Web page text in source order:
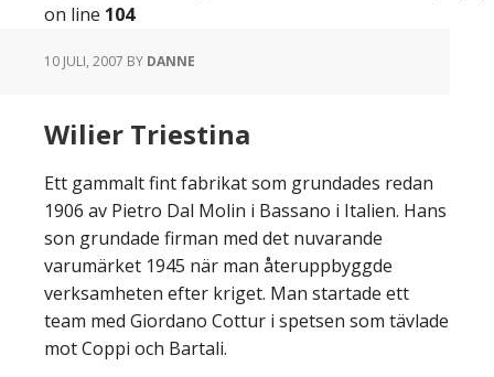
on line 104
10 JULI, 2007 BY DANNE
Wilier Triestina
Ett gammalt fint fabrikat som grundades redan
1906 av Pietro Dal Molin i Bassano i Italien. Hans
son grundade firman med det nuvarande
varumärket 1945 när man återuppbyggde
verksamheten efter kriget. Man startade ett
team med Giordano Cottur i spetsen som tävlade
mot Coppi och Bartali.